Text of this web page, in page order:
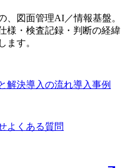
、図面管理AI／情報基盤。
様・検査記録・判断の経
ます。
解決導入の流れ導入事例
よくある質問